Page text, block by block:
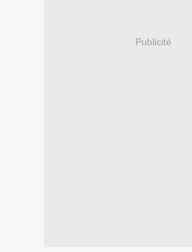
Publicité